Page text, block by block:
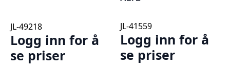
JL-49218
Logg inn for å
se priser
JL-41559
Logg inn for å
se priser